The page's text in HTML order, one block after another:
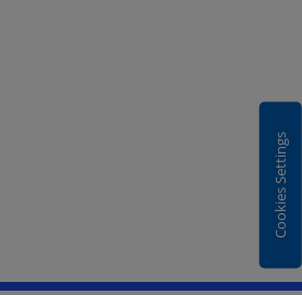
Cookies Settings